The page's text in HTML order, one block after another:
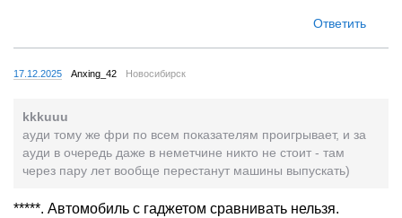
Ответить
17.12.2025 Anxing_42 Новосибирск
kkkuuu
ауди тому же фри по всем показателям проигрывает, и за
ауди в очередь даже в неметчине никто не стоит - там
через пару лет вообще перестанут машины выпускать)
*****. Автомобиль с гаджетом сравнивать нельзя.